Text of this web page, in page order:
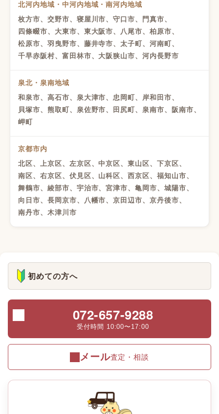
北河内地域・中河内地域・南河内地域
枚方市、交野市、寝屋川市、守口市、門真市、
四條畷市、大東市、東大阪市、八尾市、柏原市、
松原市、羽曳野市、藤井寺市、太子町、河南町、
千早赤阪村、富田林市、大阪狭山市、河内長野市
泉北・泉南地域
和泉市、高石市、泉大津市、忠岡町、岸和田市、
貝塚市、熊取町、泉佐野市、田尻町、泉南市、阪南市、
岬町
京都市内
北区、上京区、左京区、中京区、東山区、下京区、
南区、右京区、伏見区、山科区、西京区、福知山市、
舞鶴市、綾部市、宇治市、宮津市、亀岡市、城陽市、
向日市、長岡京市、八幡市、京田辺市、京丹後市、
南丹市、木津川市
初めての方へ
072-657-9288
受付時間 10:00〜17:00
メール査定・相談